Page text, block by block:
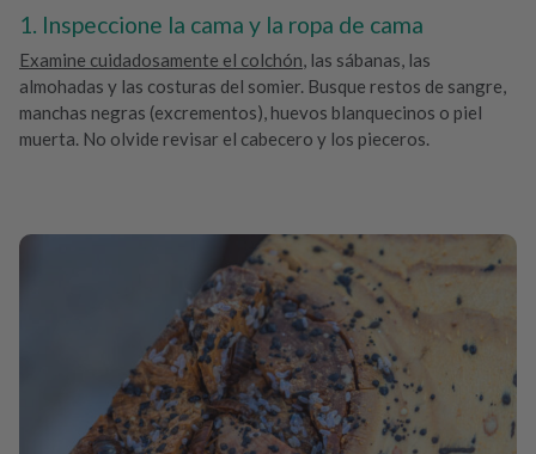
1. Inspeccione la cama y la ropa de cama
Examine cuidadosamente el colchón, las sábanas, las
almohadas y las costuras del somier. Busque restos de sangre,
manchas negras (excrementos), huevos blanquecinos o piel
muerta. No olvide revisar el cabecero y los pieceros.